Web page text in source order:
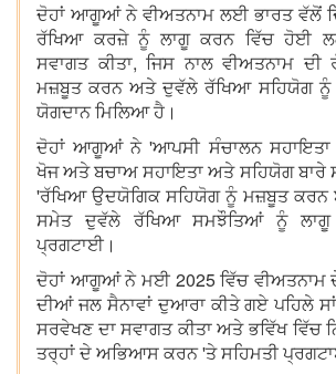
ਦੋਹਾਂ ਆਗੂਆਂ ਨੇ ਵੀਅਤਨਾਮ ਲਈ ਭਾਰਤ ਵੱਲੋਂ
ਰੱਖਿਆ ਕਰਜ਼ੇ ਨੂੰ ਲਾਗੂ ਕਰਨ ਵਿੱਚ ਹੋਈ
ਸਵਾਗਤ ਕੀਤਾ, ਜਿਸ ਨਾਲ ਵੀਅਤਨਾਮ
ਮਜ਼ਬੂਤ ਕਰਨ ਅਤੇ ਦੁਵੱਲੇ ਰੱਖਿਆ ਸਹਿਯੋਗ ਨੂੰ
ਯੋਗਦਾਨ ਮਿਲਿਆ ਹੈ।
ਦੋਹਾਂ ਆਗੂਆਂ ਨੇ 'ਆਪਸੀ ਸੰਚਾਲਨ ਸਹਾਇਤਾ
ਖੋਜ ਅਤੇ ਬਚਾਅ ਸਹਾਇਤਾ ਅਤੇ ਸਹਿਯੋਗ ਬਾਰੇ
'ਰੱਖਿਆ ਉਦਯੋਗਿਕ ਸਹਿਯੋਗ ਨੂੰ ਮਜ਼ਬੂਤ ਕਰਨ
ਸਮੇਤ ਦੁਵੱਲੇ ਰੱਖਿਆ ਸਮਝੌਤਿਆਂ ਨੂੰ
ਪ੍ਰਗਟਾਈ।
ਦੋਹਾਂ ਆਗੂਆਂ ਨੇ ਮਈ 2025 ਵਿੱਚ ਵੀਅਤਨਾਮ
ਦੀਆਂ ਜਲ ਸੈਨਾਵਾਂ ਦੁਆਰਾ ਕੀਤੇ ਗਏ ਪਹਿਲੇ
ਸਰਵੇਖਣ ਦਾ ਸਵਾਗਤ ਕੀਤਾ ਅਤੇ ਭਵਿੱਖ
ਤਰ੍ਹਾਂ ਦੇ ਅਭਿਆਸ ਕਰਨ 'ਤੇ ਸਹਿਮਤੀ